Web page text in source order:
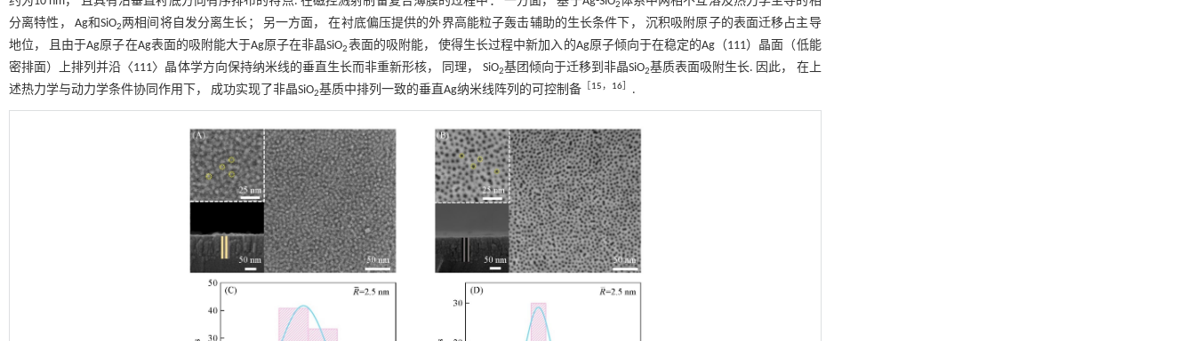
2
分离特性， Ag和SiO2两相间将自发分离生长； 另一方面， 在衬底偏压提供的外界高能粒子轰击辅助的生长条件下， 沉积吸附原子的表面迁移占主导
地位， 且由于Ag原子在Ag表面的吸附能大于Ag原子在非晶SiO2表面的吸附能， 使得生长过程中新加入的Ag原子倾向于在稳定的Ag（111）晶面（低能
密排面）上排列并沿〈111〉晶体学方向保持纳米线的垂直生长而非重新形核， 同理， SiO2基团倾向于迁移到非晶SiO2基质表面吸附生长. 因此， 在上
述热力学与动力学条件协同作用下， 成功实现了非晶SiO2基质中排列一致的垂直Ag纳米线阵列的可控制备 15， 16 .